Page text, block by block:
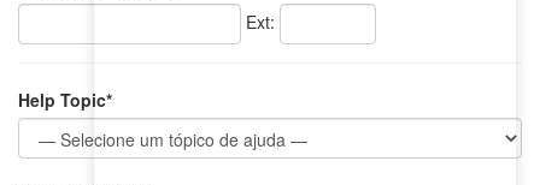
Ext:
Help Topic*